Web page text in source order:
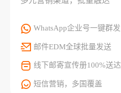
WhatsApp企业号一键群发
邮件EDM全球批量发送
线下邮寄宣传册100%送达
短信营销，多国覆盖